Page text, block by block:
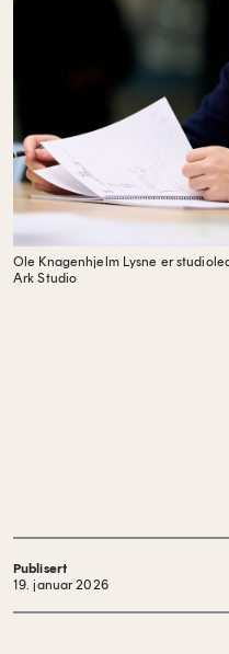
Ole Knagenhjelm Lysne er
Ark Studio
Publisert
19. januar 2026